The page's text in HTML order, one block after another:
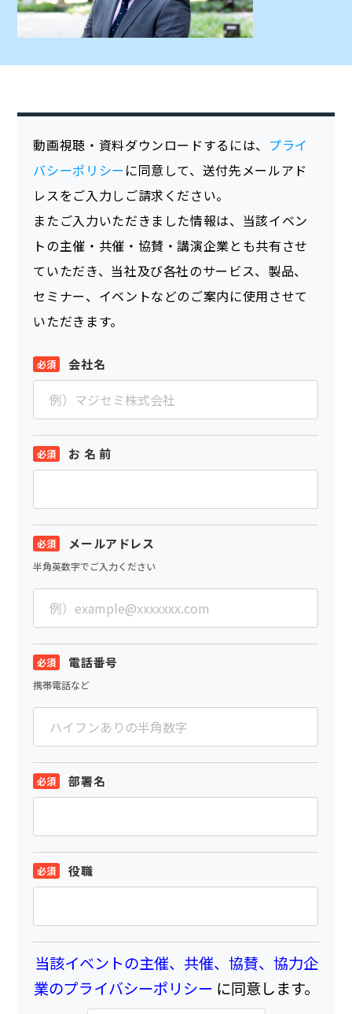
動画視聴・資料ダウンロードするには、 プライ
バシーポリシー に同意して、送付先メールアド
レスをご入力しご請求ください。
またご入力いただきました情報は、当該イベン
トの主催・共催・協賛・講演企業とも共有させ
ていただき、当社及び各社のサービス、製品、
セミナー、イベントなどのご案内に使用させて
いただきます。
会社名
お 名 前
メールアドレス
半角英数字でご入力ください
電話番号
携帯電話など
部署名
役職
当該イベントの主催、共催、協賛、協力企
業のプライバシーポリシー に同意します。